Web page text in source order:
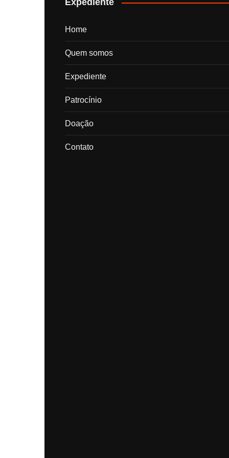
Expediente
Home
Quem somos
Expediente
Patrocínio
Doação
Contato